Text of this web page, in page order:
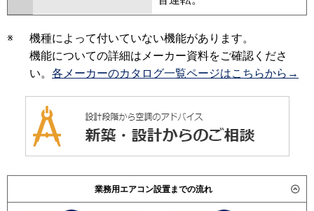
※
機種によって付いていない機能があります。
機能についての詳細はメーカー資料をご確認くださ
い。 各メーカーのカタログ一覧ページはこちらから→
業務用エアコン設置までの流れ